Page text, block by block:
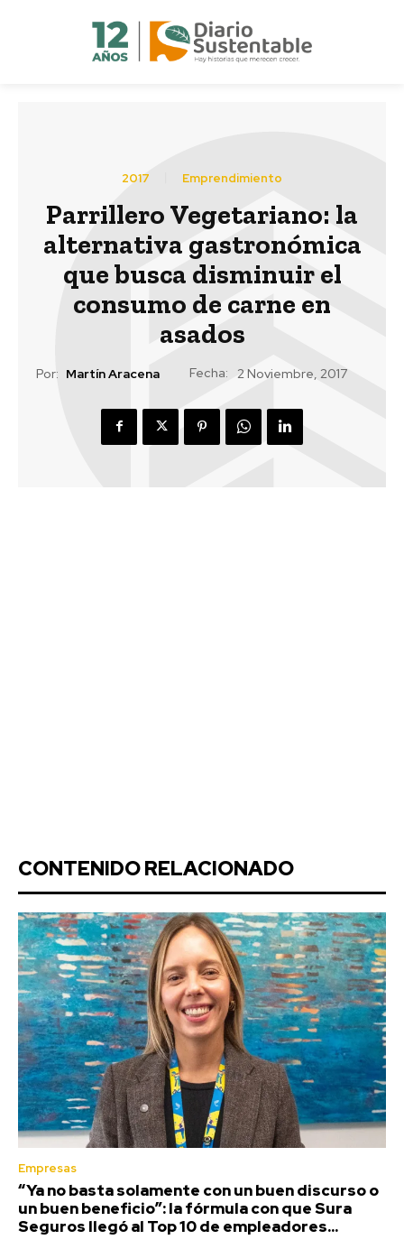
2017 Emprendimiento
Parrillero Vegetariano: la
alternativa gastronómica
que busca disminuir el
consumo de carne en
asados
Por: Martín Aracena Fecha: 2 Noviembre, 2017
CONTENIDO RELACIONADO
Empresas
“Ya no basta solamente con un buen discurso o
un buen beneficio”: la fórmula con que Sura
Seguros llegó al Top 10 de empleadores...